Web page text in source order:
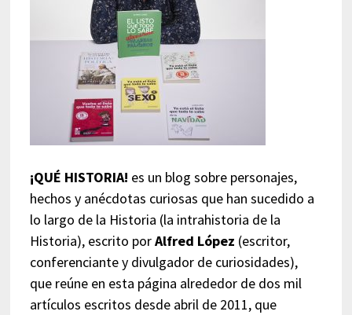
¡QUÉ HISTORIA! es un blog sobre personajes,
hechos y anécdotas curiosas que han sucedido a
lo largo de la Historia (la intrahistoria de la
Historia), escrito porAlfred López (escritor,
conferenciante y divulgador de curiosidades),
que reúne en esta página alrededor de dos mil
artículos escritos desde abril de 2011, que